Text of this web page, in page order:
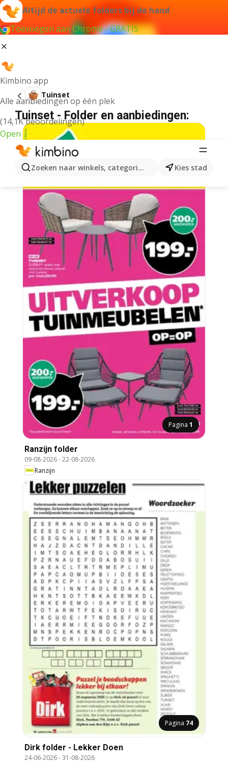
Altijd de actuele folders bij de hand
Toevoegen aan Chrome - GRATIS
Kimbino app
Alle aanbiedingen op één plek
(14,1K beoordelingen)
Open
Zoeken naar winkels, categorieën, producten...
Kies stad
Tuinset
Tuinset - Folder en aanbiedingen:
Pagina 1
Ranzijn folder
09-08-2026-22-08-2026
Ranzijn
Pagina 74
Dirk folder - Lekker Doen
24-06-2026-31-08-2026